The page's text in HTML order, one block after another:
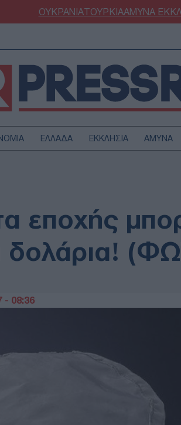
ΟΥΚΡΑΝΙΑΤΟΥΡΚΙΑΑΜΥΝΑ
ΕΛΛΑΔΑ ΕΚΚΛΗΣΙΑ ΑΜΥΝΑ
ΥΓΕΙΑ
εποχής
δολάρια!
- 08:36